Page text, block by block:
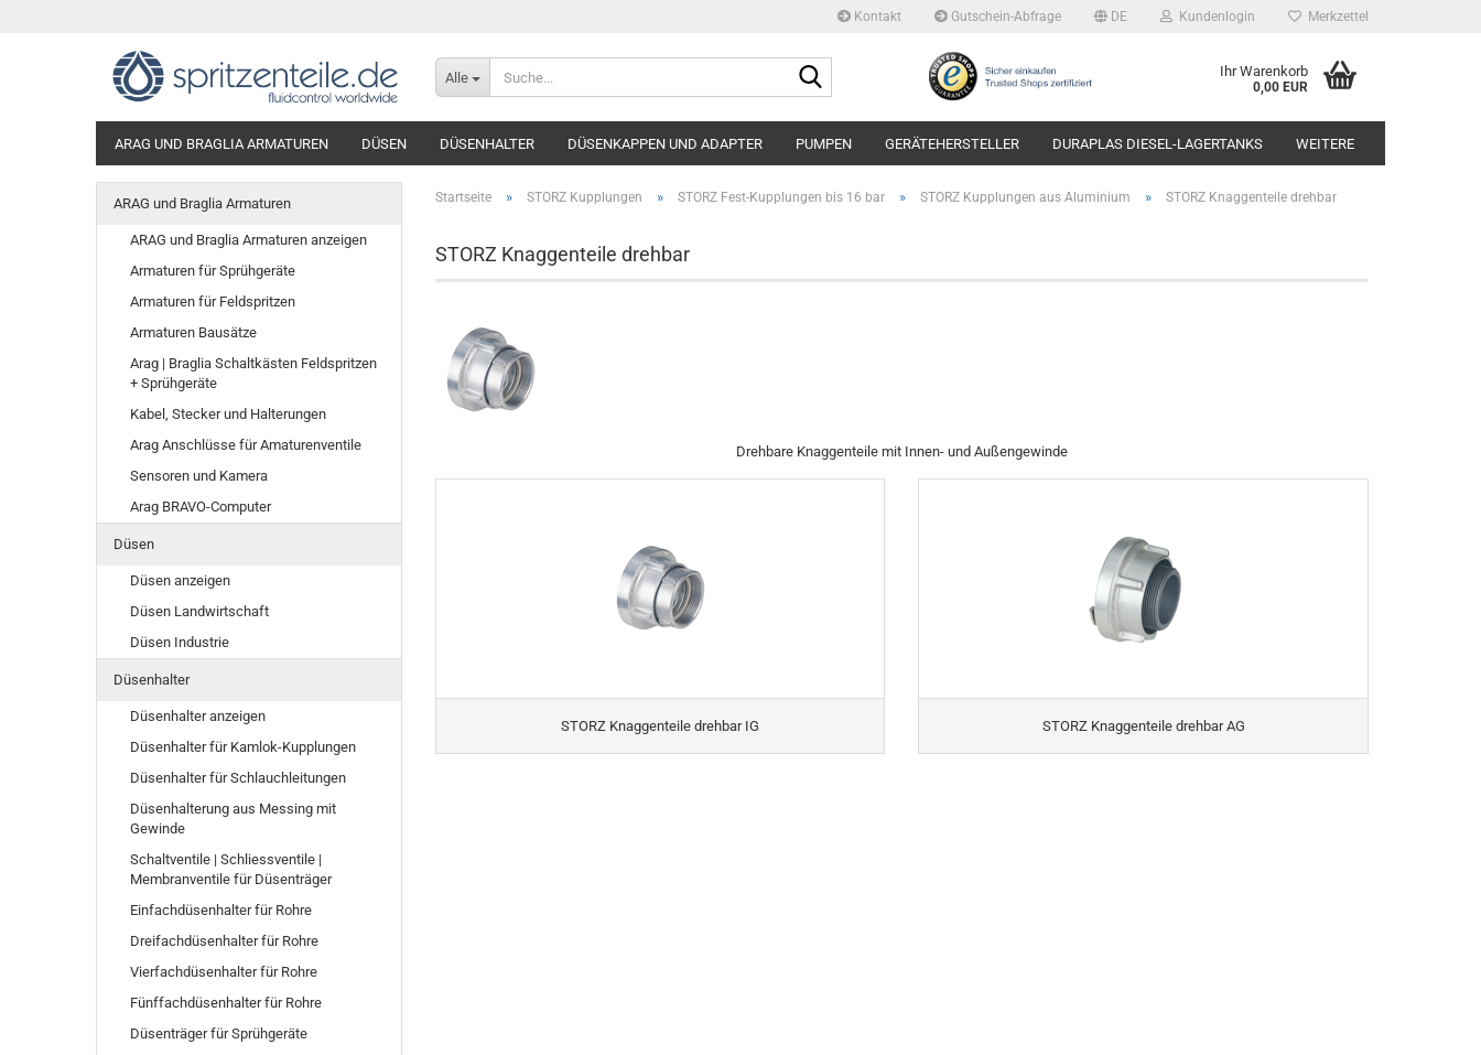
Kontakt Gutschein-Abfrage DE Kundenlogin Merkzettel
Alle Ihr Warenkorb
0,00 EUR
ARAG UND BRAGLIA ARMATUREN DÜSEN DÜSENHALTER DÜSENKAPPEN UND ADAPTER PUMPEN GERÄTEHERSTELLER DURAPLAS DIESEL-LAGERTANKS WEITERE
Startseite » STORZ Kupplungen » STORZ Fest-Kupplungen bis 16 bar » STORZ Kupplungen aus Aluminium » STORZ Knaggenteile drehbar
STORZ Knaggenteile drehbar
Drehbare Knaggenteile mit Innen- und Außengewinde
STORZ Knaggenteile drehbar IG STORZ Knaggenteile drehbar AG
ARAG und Braglia Armaturen
ARAG und Braglia Armaturen anzeigen
Armaturen für Sprühgeräte
Armaturen für Feldspritzen
Armaturen Bausätze
Arag | Braglia Schaltkästen Feldspritzen
+ Sprühgeräte
Kabel, Stecker und Halterungen
Arag Anschlüsse für Amaturenventile
Sensoren und Kamera
Arag BRAVO-Computer
Düsen
Düsen anzeigen
Düsen Landwirtschaft
Düsen Industrie
Düsenhalter
Düsenhalter anzeigen
Düsenhalter für Kamlok-Kupplungen
Düsenhalter für Schlauchleitungen
Düsenhalterung aus Messing mit
Gewinde
Schaltventile | Schliessventile |
Membranventile für Düsenträger
Einfachdüsenhalter für Rohre
Dreifachdüsenhalter für Rohre
Vierfachdüsenhalter für Rohre
Fünffachdüsenhalter für Rohre
Düsenträger für Sprühgeräte